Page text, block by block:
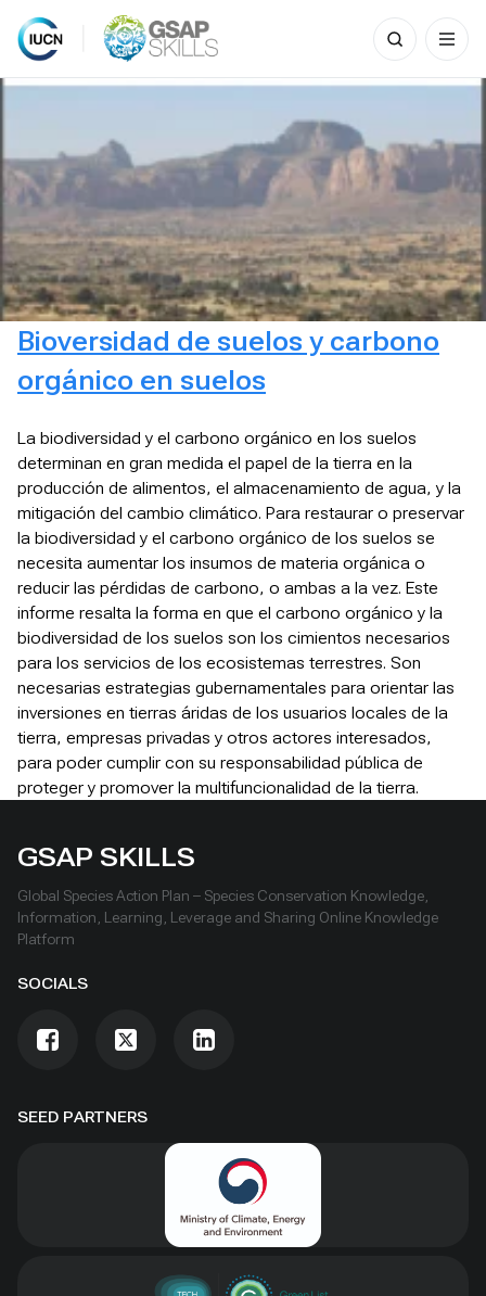
Skip
Search
for:
Bioversidad de suelos y carbono
orgánico en suelos
La biodiversidad y el carbono orgánico en los suelos
determinan en gran medida el papel de la tierra en la
producción de alimentos, el almacenamiento de agua, y la
mitigación del cambio climático. Para restaurar o preservar
la biodiversidad y el carbono orgánico de los suelos se
necesita aumentar los insumos de materia orgánica o
reducir las pérdidas de carbono, o ambas a la vez. Este
informe resalta la forma en que el carbono orgánico y la
biodiversidad de los suelos son los cimientos necesarios
para los servicios de los ecosistemas terrestres. Son
necesarias estrategias gubernamentales para orientar las
inversiones en tierras áridas de los usuarios locales de la
tierra, empresas privadas y otros actores interesados,
para poder cumplir con su responsabilidad pública de
proteger y promover la multifuncionalidad de la tierra.
SEED PARTNERS
GSAP SKILLS
Global Species Action Plan – Species Conservation Knowledge,
Information, Learning, Leverage and Sharing Online Knowledge
Platform
SOCIALS